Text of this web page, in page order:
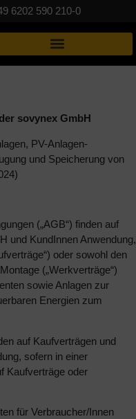
6202 590 210-0
sovynex GmbH
PV-Anlagen-
und Speicherung von
(„AGB“) finden auf
und KundInnen Anwendung,
oder sowohl den
(„Werkverträge“)
sowie Anlagen zur
Energien zum
auf Kaufverträgen und
sofern in einer
Kaufverträge oder
für Verbraucher/Innen